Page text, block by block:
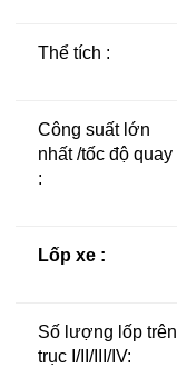
Thể tích :
Công suất lớn
nhất /tốc độ quay
:
Lốp xe :
Số lượng lốp trên
trục I/II/III/IV: